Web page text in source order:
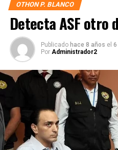
OTHON P. BLANCO
Detecta ASF otro
Publicado hace 8 años el 6
Por Administrador2